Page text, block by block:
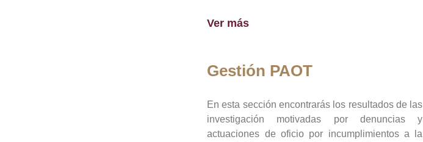
Ver más
Gestión PAOT
En esta sección encontrarás los resultados de las
investigación motivadas por denuncias y
actuaciones de oficio por incumplimientos a la